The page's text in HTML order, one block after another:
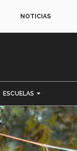
NOTICIAS
ESCUELAS